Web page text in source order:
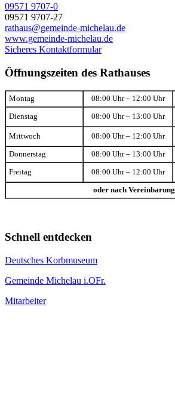
09571 9707-0
09571 9707-27
rathaus@gemeinde-michelau.de
www.gemeinde-michelau.de
Sicheres Kontaktformular
Öffnungszeiten des Rathauses
Montag 08:00 Uhr – 12:00 Uhr
Dienstag 08:00 Uhr – 13:00 Uhr
Mittwoch 08:00 Uhr – 12:00 Uhr
Donnerstag 08:00 Uhr – 13:00 Uhr
Freitag 08:00 Uhr – 12:00 Uhr
oder nach Vereinbarung
Schnell entdecken
Deutsches Korbmuseum
Gemeinde Michelau i.OFr.
Mitarbeiter